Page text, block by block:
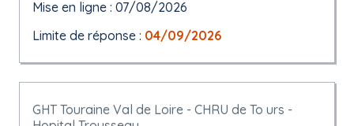
Mise en ligne : 07/08/2026
Limite de réponse : 04/09/2026
GHT Touraine Val de Loire - CHRU de To urs -